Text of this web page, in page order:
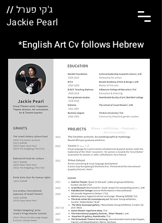
ג'קי פערל//
Jackie Pearl
*English Art Cv follows Hebrew